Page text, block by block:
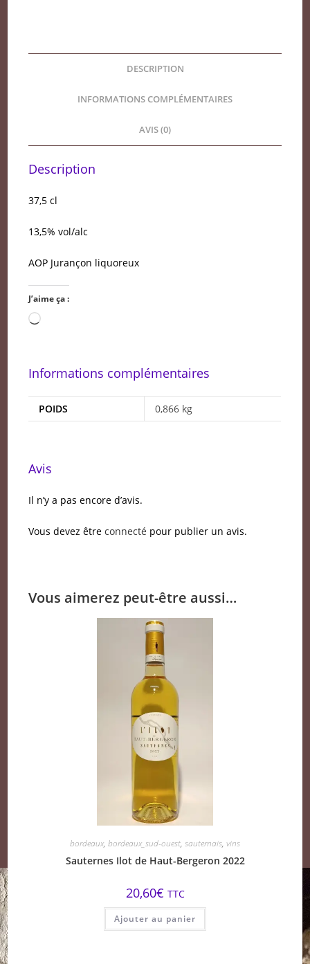
DESCRIPTION
INFORMATIONS COMPLÉMENTAIRES
AVIS (0)
Description
37,5 cl
13,5% vol/alc
AOP Jurançon liquoreux
J’aime ça :
Chargement…
Informations complémentaires
POIDS 0,866 kg
Avis
Il n’y a pas encore d’avis.
Vous devez êtreconnecté pour publier un avis.
Vous aimerez peut-être aussi…
bordeaux, bordeaux_sud-ouest, sauternais, vins
Sauternes Ilot de Haut-Bergeron 2022
20,60€ TTC
Ajouter au panier